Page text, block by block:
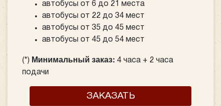
автобусы от 6 до 21 места
автобусы от 22 до 34 мест
автобусы от 35 до 45 мест
автобусы от 45 до 54 мест
(*) Минимальный заказ: 4 часа + 2 часа
подачи
ЗАКАЗАТЬ